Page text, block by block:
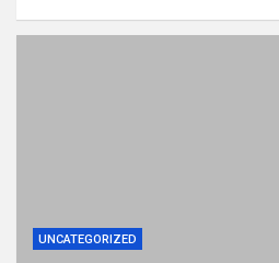
UNCATEGORIZED